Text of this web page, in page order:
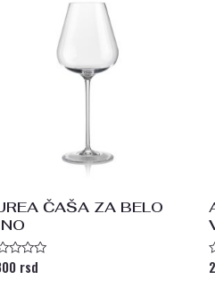
ČAŠA ZA BELO
rsd